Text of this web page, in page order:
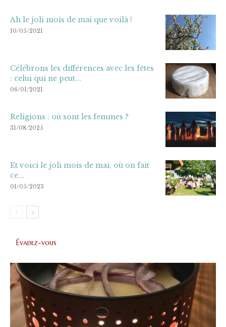
Ah le joli mois de mai que voilà !
10/05/2021
Célébrons les différences avec les fêtes
: celui qui ne peut...
06/01/2021
Religions : où sont les femmes ?
31/08/2025
Et voici le joli mois de mai, où on fait
ce...
01/05/2023
Évadez-vous